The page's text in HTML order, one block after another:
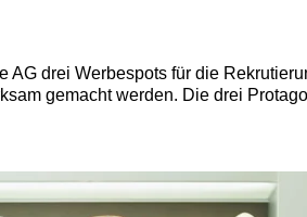
AG drei Werbespots für die
gemacht werden. Die drei